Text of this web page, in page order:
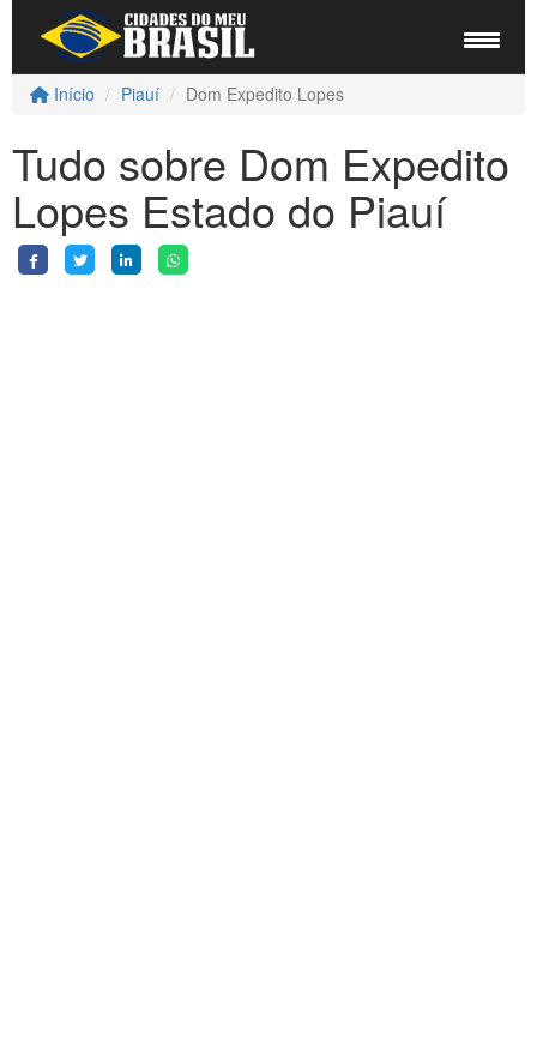
Início Piauí Dom Expedito Lopes
Tudo sobre Dom Expedito
Lopes Estado do Piauí